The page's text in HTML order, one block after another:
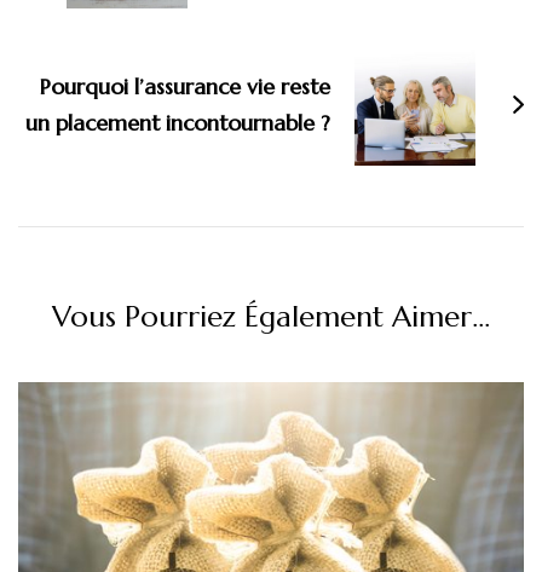
Pourquoi l’assurance vie reste
un placement incontournable ?
Vous Pourriez Également Aimer...